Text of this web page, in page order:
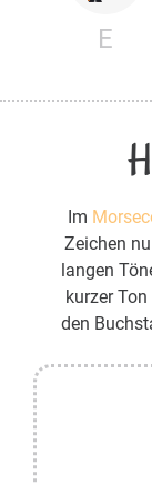
E
Im
Zeichen
langen
kurzer
den